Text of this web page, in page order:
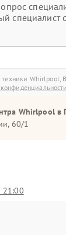
специалист
Whirlpool,
Whirlpool в
60/1
21:00